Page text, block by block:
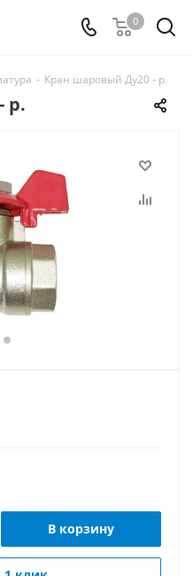
0
- Кран шаровый Ду20 - р.
р.
В корзину